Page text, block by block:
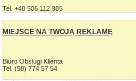
Tel. +48 506 112 985
MIEJSCE NA TWOJĄ REKLAMĘ
Biuro Obsługi Klienta
Tel. (58) 774 57 54